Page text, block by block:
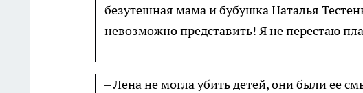
безутешная мама и бубушка Наталья
невозможно представить! Я не перестаю
– Лена не могла убить детей, они были ее